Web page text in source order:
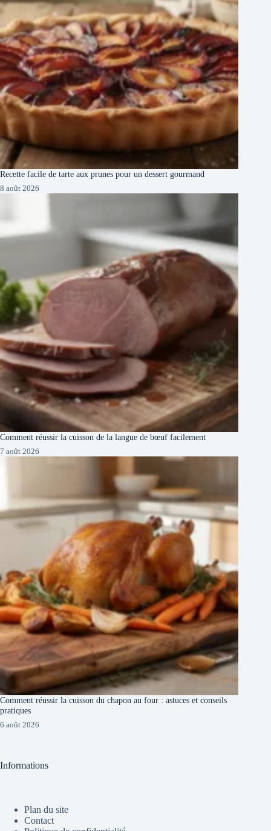
Recette facile de tarte aux prunes pour un dessert gourmand
8 août 2026
Comment réussir la cuisson de la langue de bœuf facilement
7 août 2026
Comment réussir la cuisson du chapon au four : astuces et conseils
pratiques
6 août 2026
Informations
Plan du site
Contact